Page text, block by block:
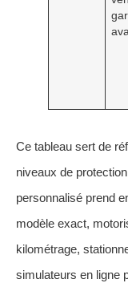
Ce tableau sert de
niveaux de
personnalisé prend
modèle exact,
kilométrage,
simulateurs en ligne